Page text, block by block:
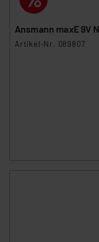
Ansmann maxE 9V
Artikel-Nr. 089807